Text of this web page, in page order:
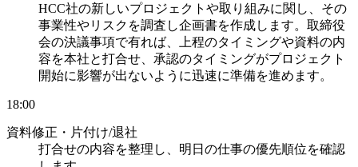
HCC社の新しいプロジェクトや取り組みに関し、その
事業性やリスクを調査し企画書を作成します。取締役
会の決議事項で有れば、上程のタイミングや資料の内
容を本社と打合せ、承認のタイミングがプロジェクト
開始に影響が出ないように迅速に準備を進めます。
18:00
資料修正・片付け/退社
打合せの内容を整理し、明日の仕事の優先順位を確認